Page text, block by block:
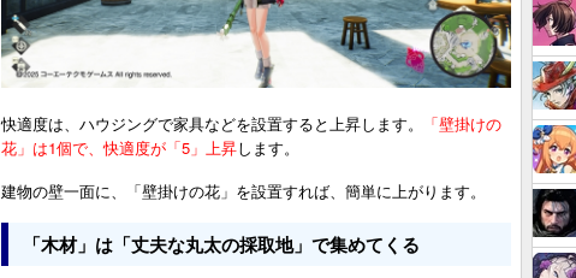
快適度は、ハウジングで家具などを設置すると上昇します。
「壁掛けの
花」は1個で、快適度が「5」上昇します。
建物の壁一面に、「壁掛けの花」を設置すれば、簡単に上がります。
「木材」は「丈夫な丸太の採取地」で集めてくる